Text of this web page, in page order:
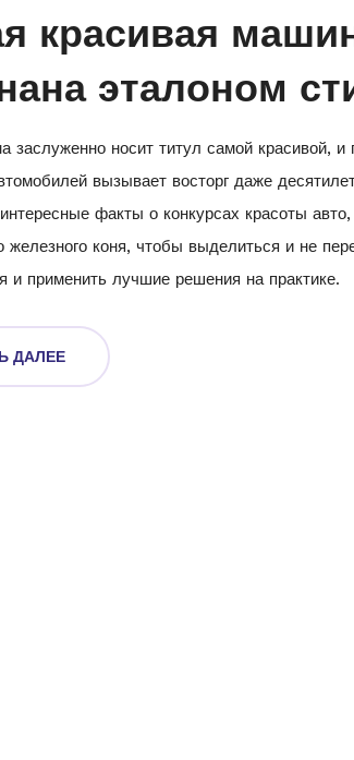
красивая
эталоном
заслуженно носит титул самой красивой,
вызывает восторг даже
факты о конкурсах красоты
железного коня, чтобы выделиться и не
и применить лучшие решения на практике.
ДАЛЕЕ